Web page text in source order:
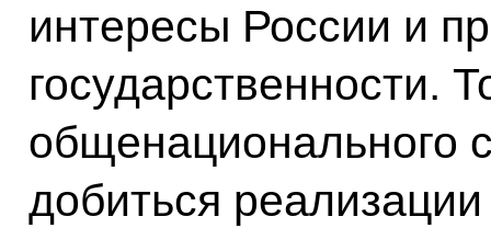
интересы России и
государственности.
общенационального
добиться